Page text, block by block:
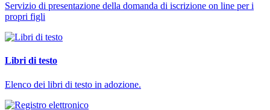
Servizio di presentazione della domanda di iscrizione on line per i
propri figli
Libri di testo
Elenco dei libri di testo in adozione.